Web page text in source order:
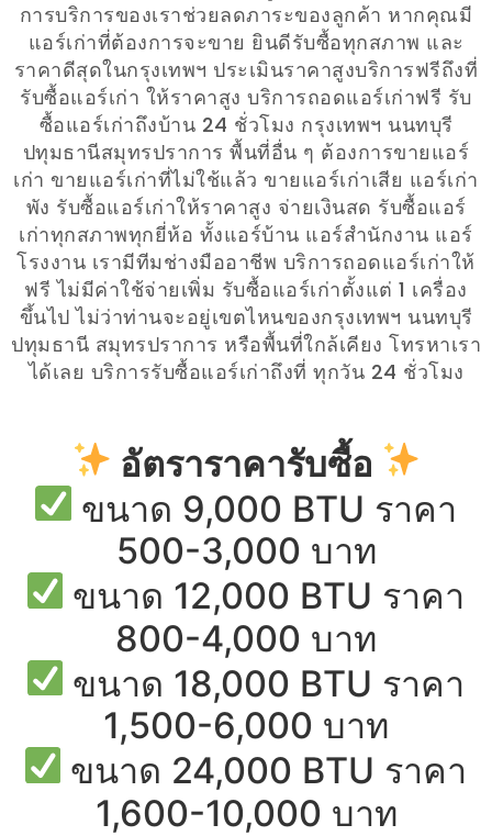
การบริการของเราช่วยลดภาระของลูกค้า หากคุณมี
แอร์เก่าที่ต้องการจะขาย ยินดีรับซื้อทุกสภาพ และ
ราคาดีสุดในกรุงเทพฯ ประเมินราคาสูงบริการฟรีถึงที่
รับซื้อแอร์เก่า ให้ราคาสูง บริการถอดแอร์เก่าฟรี รับ
ซื้อแอร์เก่าถึงบ้าน 24 ชั่วโมง กรุงเทพฯ นนทบุรี
ปทุมธานีสมุทรปราการ พื้นที่อื่น ๆ ต้องการขายแอร์
เก่า ขายแอร์เก่าที่ไม่ใช้แล้ว ขายแอร์เก่าเสีย แอร์เก่า
พัง รับซื้อแอร์เก่าให้ราคาสูง จ่ายเงินสด รับซื้อแอร์
เก่าทุกสภาพทุกยี่ห้อ ทั้งแอร์บ้าน แอร์สำนักงาน แอร์
โรงงาน เรามีทีมช่างมืออาชีพ บริการถอดแอร์เก่าให้
ฟรี ไม่มีค่าใช้จ่ายเพิ่ม รับซื้อแอร์เก่าตั้งแต่ 1 เครื่อง
ขึ้นไป ไม่ว่าท่านจะอยู่เขตไหนของกรุงเทพฯ นนทบุรี
ปทุมธานี สมุทรปราการ หรือพื้นที่ใกล้เคียง โทรหาเรา
ได้เลย บริการรับซื้อแอร์เก่าถึงที่ ทุกวัน 24 ชั่วโมง
อัตราราคารับซื้อ
ขนาด 9,000 BTU ราคา
500-3,000 บาท
ขนาด 12,000 BTU ราคา
800-4,000 บาท
ขนาด 18,000 BTU ราคา
1,500-6,000 บาท
ขนาด 24,000 BTU ราคา
1,600-10,000 บาท